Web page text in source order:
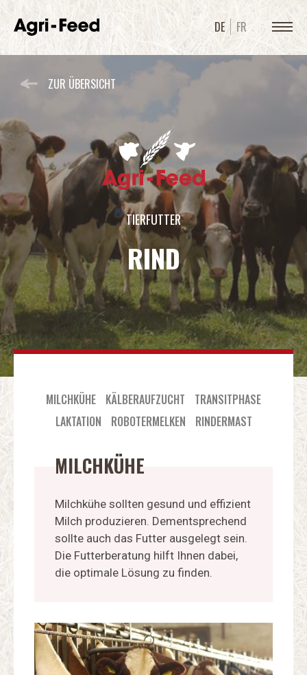
DE FR
TIERFUTTER
RIND
ZUR ÜBERSICHT
MILCHKÜHE KÄLBERAUFZUCHT
TRANSITPHASE
LAKTATION
ROBOTERMELKEN RINDERMAST
MILCHKÜHE
Milchkühe sollten gesund und effizient
Milch produzieren. Dementsprechend
sollte auch das Futter ausgelegt sein.
Die Futterberatung hilft Ihnen dabei,
die optimale Lösung zu finden.